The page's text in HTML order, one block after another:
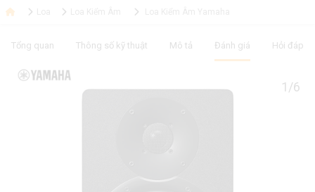
Tổng quan Thông số kỹ thuật Mô tả Đánh giá Hỏi đáp
1/6